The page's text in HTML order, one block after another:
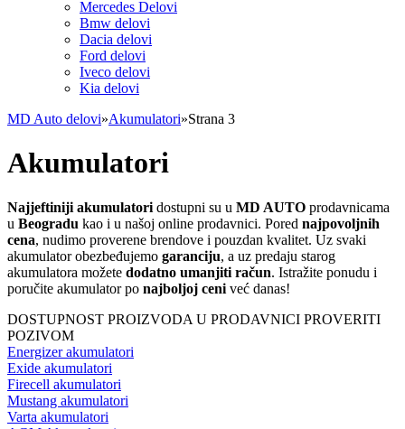
Mercedes Delovi
Bmw delovi
Dacia delovi
Ford delovi
Iveco delovi
Kia delovi
MD Auto delovi»Akumulatori»Strana 3
Akumulatori
Najjeftiniji akumulatori dostupni su u MD AUTO prodavnicama
u Beogradu kao i u našoj online prodavnici. Pored najpovoljnih
cena, nudimo proverene brendove i pouzdan kvalitet. Uz svaki
akumulator obezbeđujemo garanciju, a uz predaju starog
akumulatora možete dodatno umanjiti račun. Istražite ponudu i
poručite akumulator po najboljoj ceni već danas!
DOSTUPNOST PROIZVODA U PRODAVNICI PROVERITI
POZIVOM
Energizer akumulatori
Exide akumulatori
Firecell akumulatori
Mustang akumulatori
Varta akumulatori